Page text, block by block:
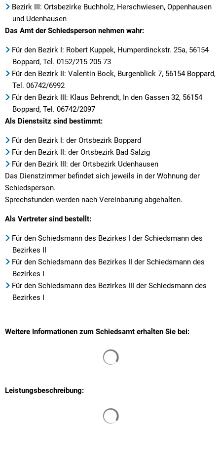
Bezirk III: Ortsbezirke Buchholz, Herschwiesen, Oppenhausen
und Udenhausen
Das Amt der Schiedsperson nehmen wahr:
Für den Bezirk I: Robert Kuppek, Humperdinckstr. 25a, 56154
Boppard, Tel. 0152/215 205 73
Für den Bezirk II: Valentin Bock, Burgenblick 7, 56154 Boppard,
Tel. 06742/6992
Für den Bezirk III: Klaus Behrendt, In den Gassen 32, 56154
Boppard, Tel. 06742/2097
Als Dienstsitz sind bestimmt:
Für den Bezirk I: der Ortsbezirk Boppard
Für den Bezirk II: der Ortsbezirk Bad Salzig
Für den Bezirk III: der Ortsbezirk Udenhausen
Das Dienstzimmer befindet sich jeweils in der Wohnung der
Schiedsperson.
Sprechstunden werden nach Vereinbarung abgehalten.
Als Vertreter sind bestellt:
Für den Schiedsmann des Bezirkes I der Schiedsmann des
Bezirkes II
Für den Schiedsmann des Bezirkes II der Schiedsmann des
Bezirkes I
Für den Schiedsmann des Bezirkes III der Schiedsmann des
Bezirkes I
Weitere Informationen zum Schiedsamt erhalten Sie bei:
Leistungsbeschreibung: